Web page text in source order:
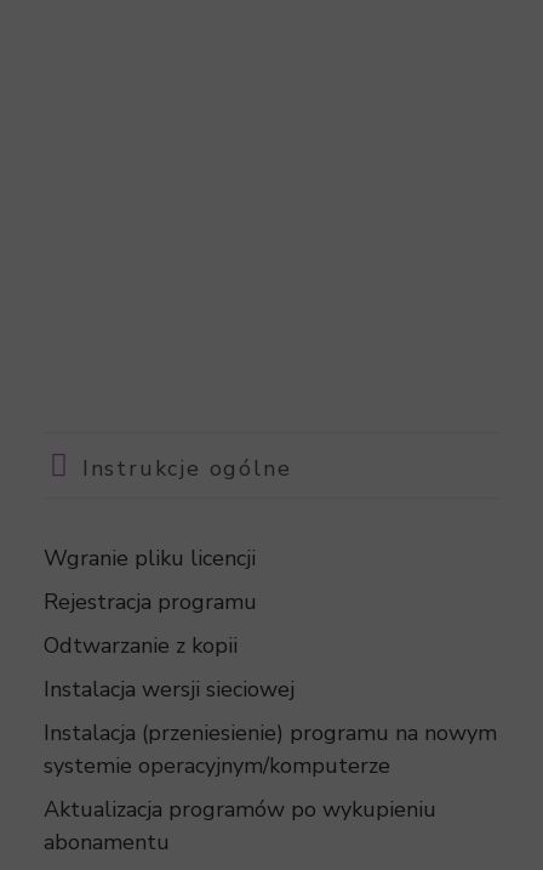
Instrukcje ogólne
Wgranie pliku licencji
Rejestracja programu
Odtwarzanie z kopii
Instalacja wersji sieciowej
Instalacja (przeniesienie) programu na nowym
systemie operacyjnym/komputerze
Aktualizacja programów po wykupieniu
abonamentu